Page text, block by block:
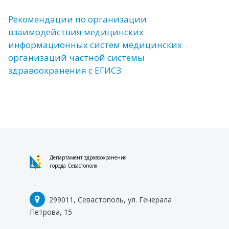
Рекомендации по организации
взаимодействия медицинских
информационных систем медицинских
организаций частной системы
здравоохранения с ЕГИСЗ
Департамент здравоохранения
города Севастополя
299011, Севастополь, ул. Генерала
Петрова, 15
ФАРМАЦЕВТИЧЕСКОЕ ОБРАЗОВАНИЕ
ОБОРУДОВАНИЯ
ПОДДЕРЖКА МЕДРАБОТНИКОВ
НАСТАВНИЧЕСТВО
ПРОТИВОДЕЙСТВИЕ КОРРУПЦИИ
НОРМАТИВНЫЕ ПРАВОВЫЕ И ИНЫЕ АКТЫ В